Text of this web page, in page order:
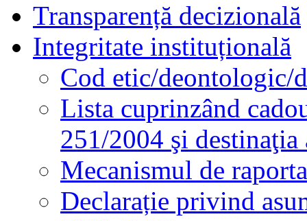
Transparență decizională
Integritate instituțională
Cod etic/deontologic/
Lista cuprinzând
251/2004 şi destinaţia
Mecanismul de
Declarație privind